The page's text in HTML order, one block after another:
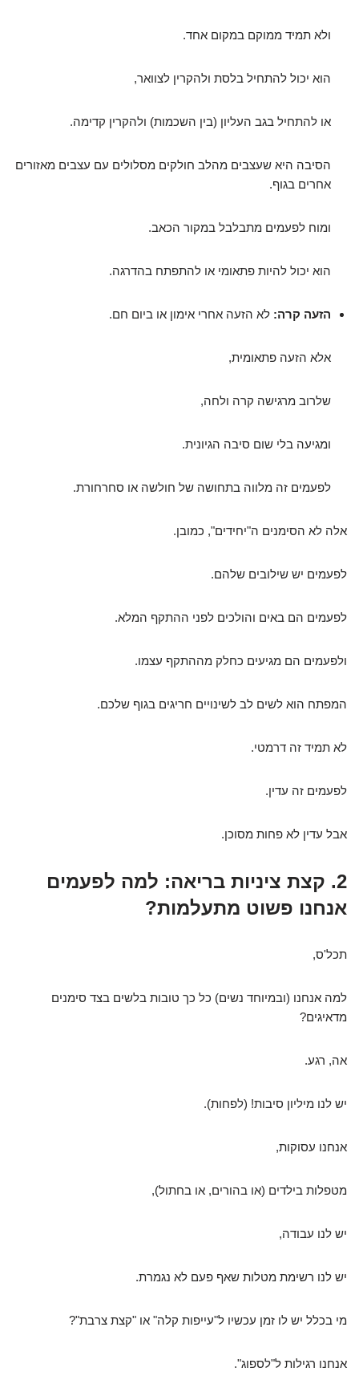
ולא תמיד ממוקם במקום אחד.
הוא יכול להתחיל בלסת ולהקרין לצוואר,
או להתחיל בגב העליון (בין השכמות) ולהקרין קדימה.
הסיבה היא שעצבים מהלב חולקים מסלולים עם עצבים מאזורים
אחרים בגוף.
ומוח לפעמים מתבלבל במקור הכאב.
הוא יכול להיות פתאומי או להתפתח בהדרגה.
הזעה קרה: לא הזעה אחרי אימון או ביום חם.
אלא הזעה פתאומית,
שלרוב מרגישה קרה ולחה,
ומגיעה בלי שום סיבה הגיונית.
לפעמים זה מלווה בתחושה של חולשה או סחרחורת.
אלה לא הסימנים ה"יחידים", כמובן.
לפעמים יש שילובים שלהם.
לפעמים הם באים והולכים לפני ההתקף המלא.
ולפעמים הם מגיעים כחלק מההתקף עצמו.
המפתח הוא לשים לב לשינויים חריגים בגוף שלכם.
לא תמיד זה דרמטי.
לפעמים זה עדין.
אבל עדין לא פחות מסוכן.
2. קצת ציניות בריאה: למה לפעמים
אנחנו פשוט מתעלמות?
תכל'ס,
למה אנחנו (ובמיוחד נשים) כל כך טובות בלשים בצד סימנים
מדאיגים?
אה, רגע.
יש לנו מיליון סיבות! (לפחות).
אנחנו עסוקות,
מטפלות בילדים (או בהורים, או בחתול),
יש לנו עבודה,
יש לנו רשימת מטלות שאף פעם לא נגמרת.
מי בכלל יש לו זמן עכשיו ל"עייפות קלה" או "קצת צרבת"?
אנחנו רגילות ל"לספוג".